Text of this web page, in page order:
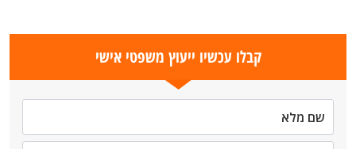
קבלו עכשיו ייעוץ משפטי אישי